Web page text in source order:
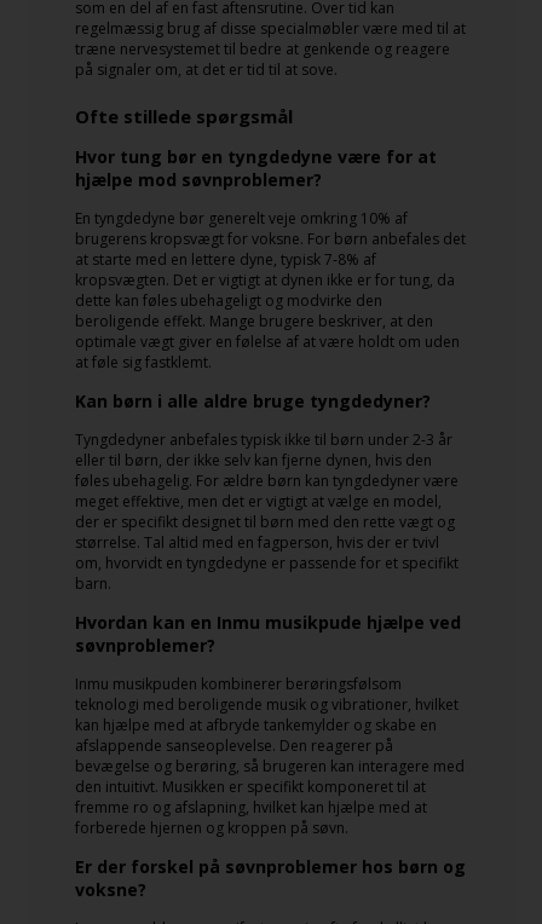
som en del af en fast aftensrutine. Over tid kan
regelmæssig brug af disse specialmøbler være med til at
træne nervesystemet til bedre at genkende og reagere
på signaler om, at det er tid til at sove.
Ofte stillede spørgsmål
Hvor tung bør en tyngdedyne være for at
hjælpe mod søvnproblemer?
En tyngdedyne bør generelt veje omkring 10% af
brugerens kropsvægt for voksne. For børn anbefales det
at starte med en lettere dyne, typisk 7-8% af
kropsvægten. Det er vigtigt at dynen ikke er for tung, da
dette kan føles ubehageligt og modvirke den
beroligende effekt. Mange brugere beskriver, at den
optimale vægt giver en følelse af at være holdt om uden
at føle sig fastklemt.
Kan børn i alle aldre bruge tyngdedyner?
Tyngdedyner anbefales typisk ikke til børn under 2-3 år
eller til børn, der ikke selv kan fjerne dynen, hvis den
føles ubehagelig. For ældre børn kan tyngdedyner være
meget effektive, men det er vigtigt at vælge en model,
der er specifikt designet til børn med den rette vægt og
størrelse. Tal altid med en fagperson, hvis der er tvivl
om, hvorvidt en tyngdedyne er passende for et specifikt
barn.
Hvordan kan en Inmu musikpude hjælpe ved
søvnproblemer?
Inmu musikpuden kombinerer berøringsfølsom
teknologi med beroligende musik og vibrationer, hvilket
kan hjælpe med at afbryde tankemylder og skabe en
afslappende sanseoplevelse. Den reagerer på
bevægelse og berøring, så brugeren kan interagere med
den intuitivt. Musikken er specifikt komponeret til at
fremme ro og afslapning, hvilket kan hjælpe med at
forberede hjernen og kroppen på søvn.
Er der forskel på søvnproblemer hos børn og
voksne?